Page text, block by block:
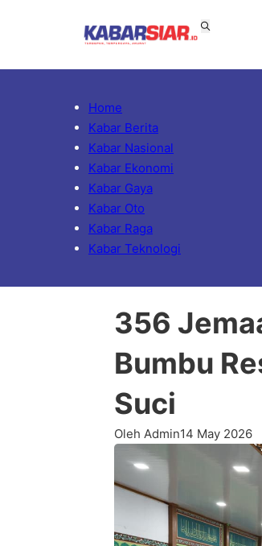
Home
Kabar Berita
Kabar Nasional
Kabar Ekonomi
Kabar Gaya
Kabar Oto
Kabar Raga
Kabar Teknologi
356
Bumbu
Suci
Oleh Admin14 May 2026